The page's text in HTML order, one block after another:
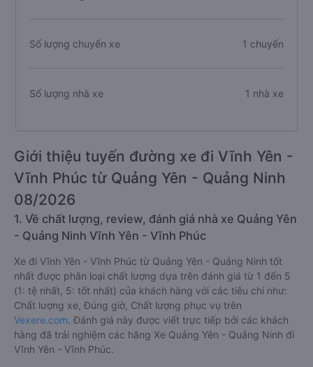
Số lượng chuyến xe 1 chuyến
Số lượng nhà xe 1 nhà xe
Giới thiệu tuyến đường xe đi Vĩnh Yên -
Vĩnh Phúc từ Quảng Yên - Quảng Ninh
08/2026
1. Về chất lượng, review, đánh giá nhà xe Quảng Yên
- Quảng Ninh Vĩnh Yên - Vĩnh Phúc
Xe đi Vĩnh Yên - Vĩnh Phúc từ Quảng Yên - Quảng Ninh tốt
nhất được phân loại chất lượng dựa trên đánh giá từ 1 đến 5
(1: tệ nhất, 5: tốt nhất) của khách hàng với các tiêu chí như:
Chất lượng xe, Đúng giờ, Chất lượng phục vụ trên
Vexere.com. Đánh giá này được viết trực tiếp bởi các khách
hàng đã trải nghiệm các hãng Xe Quảng Yên - Quảng Ninh đi
Vĩnh Yên - Vĩnh Phúc.